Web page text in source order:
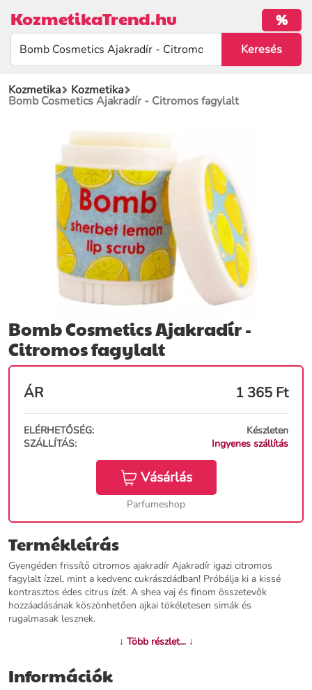
KozmetikaTrend.hu %
Kozmetika Kozmetika
Bomb Cosmetics Ajakradír - Citromos fagylalt
Bomb Cosmetics Ajakradír -
Citromos fagylalt
ÁR 1 365 Ft
ELÉRHETŐSÉG:
Készleten
SZÁLLÍTÁS:
Ingyenes szállítás
Vásárlás
Parfumeshop
Termékleírás
Gyengéden frissítő citromos ajakradír Ajakradír igazi citromos
fagylalt ízzel, mint a kedvenc cukrászdádban! Próbálja ki a kissé
kontrasztos édes citrus ízét. A shea vaj és finom összetevők
hozzáadásának köszönhetően ajkai tökéletesen simák és
rugalmasak lesznek.
↓ Több részlet... ↓
Információk